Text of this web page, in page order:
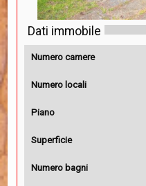
Dati immobile
Numero camere
Numero locali
Piano
Superficie
Numero bagni